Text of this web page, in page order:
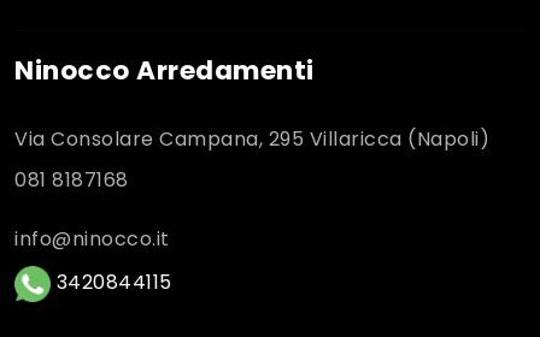
Ninocco Arredamenti
Via Consolare Campana, 295 Villaricca (Napoli)
081 8187168
info@ninocco.it
3420844115